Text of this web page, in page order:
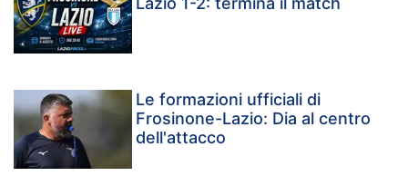
Le formazioni ufficiali di
Frosinone-Lazio: Dia al centro
dell'attacco